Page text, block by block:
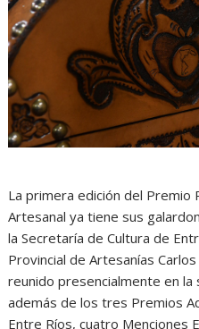
La primera edición del Premio
Artesanal ya tiene sus
la Secretaría de Cultura de
Provincial de Artesanías
reunido presencialmente en
además de los tres Premios
Entre Ríos, cuatro Menciones